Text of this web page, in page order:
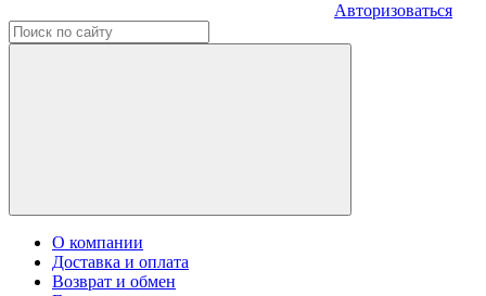
Авторизоваться
О компании
Доставка и оплата
Возврат и обмен